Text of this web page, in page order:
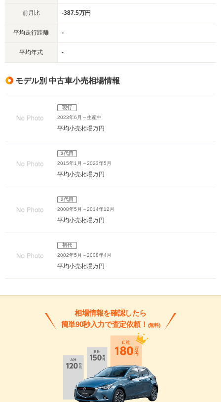
前月比 -387.5万円
平均走行距離 -
平均年式 -
モデル別 中古車小売相場情報
現行
2023年6月～生産中
平均小売相場万円
3代目
2015年1月～2023年5月
平均小売相場万円
2代目
2008年5月～2014年12月
平均小売相場万円
初代
2002年5月～2008年4月
平均小売相場万円
相場情報を確認したら
簡単90秒入力で査定依頼！ (無料)